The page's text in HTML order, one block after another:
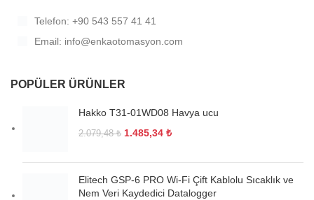
Telefon: +90 543 557 41 41
Email: info@enkaotomasyon.com
POPÜLER ÜRÜNLER
Hakko T31-01WD08 Havya ucu
2.079,48₺ 1.485,34 ₺
Elitech GSP-6 PRO Wi-Fi Çift Kablolu Sıcaklık ve
Nem Veri Kaydedici Datalogger